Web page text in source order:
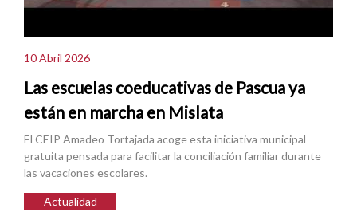
10 Abril 2026
Las escuelas coeducativas de Pascua ya
están en marcha en Mislata
El CEIP Amadeo Tortajada acoge esta iniciativa municipal
gratuita pensada para facilitar la conciliación familiar durante
las vacaciones escolares.
Actualidad